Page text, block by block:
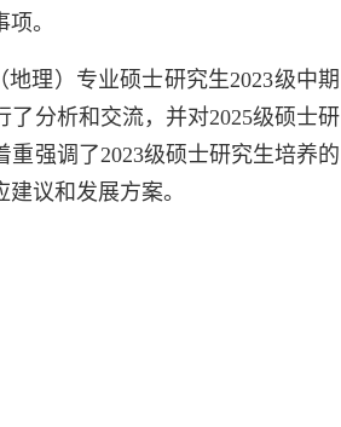
。
地理）专业硕士研究生2023级中期
了分析和交流，并对2025级硕士研
重强调了2023级硕士研究生培养的
议和发展方案。